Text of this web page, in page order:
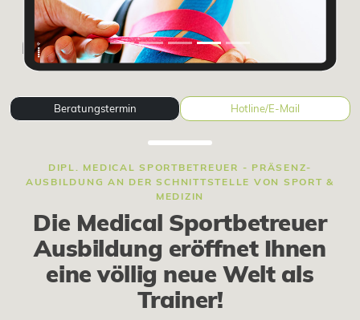
Beratungstermin Hotline/E-Mail
DIPL. MEDICAL SPORTBETREUER - PRÄSENZ-
AUSBILDUNG AN DER SCHNITTSTELLE VON SPORT &
MEDIZIN
Die Medical Sportbetreuer
Ausbildung eröffnet Ihnen
eine völlig neue Welt als
Trainer!